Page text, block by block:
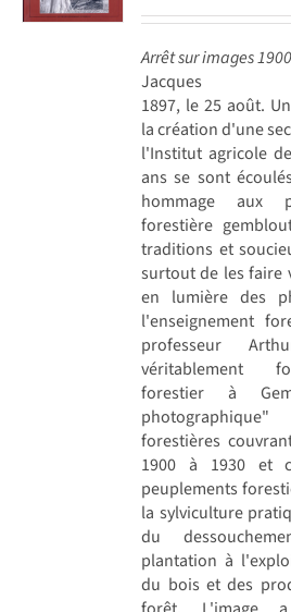
Arrêt sur images
Jacques
1897, le 25 août.
la création d'une
l'Institut agricole
ans se sont
hommage aux
forestière
traditions et
surtout de les faire
en lumière des
l'enseignement
professeur
véritablement
forestier à
forestières
1900 à 1930 et
peuplements
la sylviculture
du
plantation à
du bois et des